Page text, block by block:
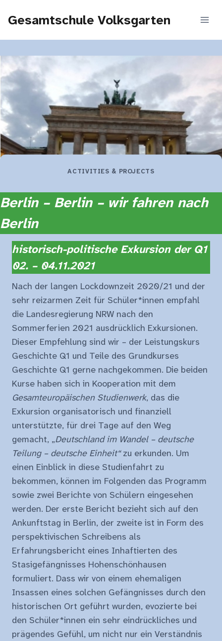
Inhalt
Gesamtschule Volksgarten
ACTIVITIES & PROJECTS
Berlin – Berlin – wir fahren nach
Berlin
historisch-politische Exkursion der Q1
02. – 04.11.2021
Nach der langen Lockdownzeit 2020/21 und der
sehr reizarmen Zeit für Schüler*innen empfahl
die Landesre­gierung NRW nach den
Sommerferien 2021 ausdrücklich Exkursionen.
Dieser Empfehlung sind wir – der Leistungskurs
Geschichte Q1 und Teile des Grundkurses
Geschichte Q1 gerne nachgekommen. Die beiden
Kurse haben sich in Kooperation mit dem
Gesamteuropäischen Studienwerk, das die
Exkursion organisatorisch und finanziell
unterstützte, für drei Tage auf den Weg
gemacht, „Deutschland im Wandel – deutsche
Teilung – deutsche Einheit“zu erkunden. Um
einen Einblick in diese Studienfahrt zu
bekommen, können im Folgenden das Programm
sowie zwei Berichte von Schülern eingesehen
werden. Der erste Bericht bezieht sich auf den
Ankunftstag in Berlin, der zweite ist in Form des
perspektivischen Schreibens als
Erfahrungsbericht eines Inhaftierten des
Stasigefängnisses Hohenschönhausen
formuliert. Dass wir von einem ehemaligen
Insassen eines solchen Gefängnisses durch den
historischen Ort geführt wurden, evozierte bei
den Schüler*innen ein sehr eindrückliches und
prägendes Gefühl, um nicht nur ein Verständnis